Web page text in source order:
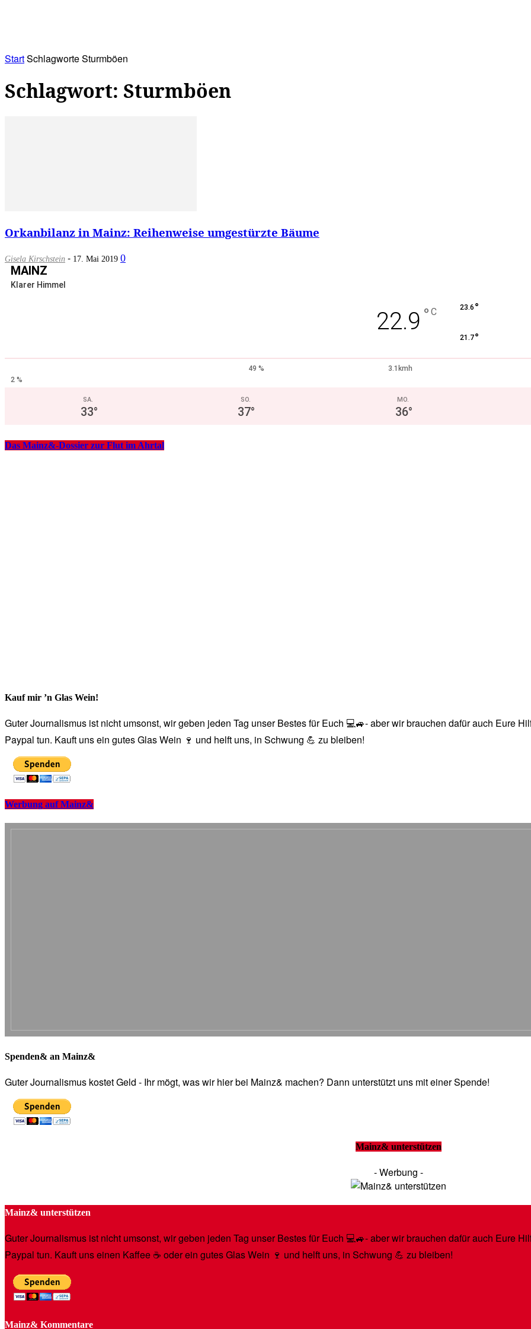
StartSchlagworteSturmböen
Schlagwort: Sturmböen
Orkanbilanz in Mainz: Reihenweise umgestürzte Bäume
Gisela Kirschstein - 17. Mai 2019 0
MAINZ
Klarer Himmel
22.9 ° C 23.6 °
21.7°
49 %
3.1kmh
2 %
SA.
33°
SO.
37°
MO.
36°
Das Mainz&-Dossier zur Flut im Ahrtal
Kauf mir ’n Glas Wein!
Guter Journalismus ist nicht umsonst, wir geben jeden Tag unser Bestes für Euch 💻🚙- aber wir brauchen dafür auch Eure
Paypal tun. Kauft uns ein gutes Glas Wein 🍷 und helft uns, in Schwung 💪 zu bleiben!
Werbung auf Mainz&
Spenden& an Mainz&
Guter Journalismus kostet Geld - Ihr mögt, was wir hier bei Mainz& machen? Dann unterstützt uns mit einer Spende!
Mainz& unterstützen
- Werbung -
Mainz& unterstützen
Guter Journalismus ist nicht umsonst, wir geben jeden Tag unser Bestes für Euch 💻🚙- aber wir brauchen dafür auch Eure
Paypal tun. Kauft uns einen Kaffee ☕️ oder ein gutes Glas Wein 🍷 und helft uns, in Schwung 💪 zu bleiben!
Mainz& Kommentare